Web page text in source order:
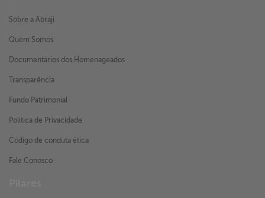
Sobre a Abraji
Quem Somos
Documentários dos Homenageados
Transparência
Fundo Patrimonial
Política de Privacidade
Código de conduta ética
Fale Conosco